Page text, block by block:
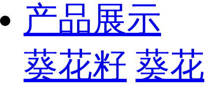
产品展示
葵花籽 葵花